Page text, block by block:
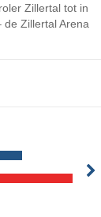
Zillertal tot in
de Zillertal Arena